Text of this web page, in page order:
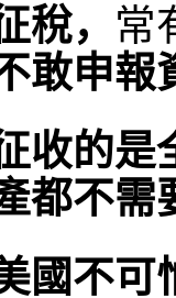
稅， 常
敢申報
收的
都不需
國不可